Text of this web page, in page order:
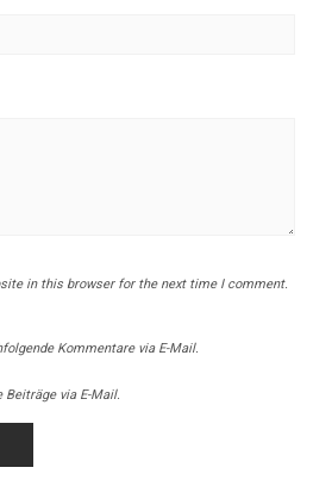
in this browser for the next time I comment.
Kommentare via E-Mail.
via E-Mail.